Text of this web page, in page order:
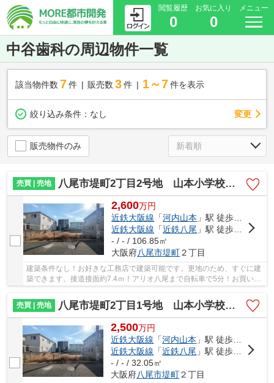
閲覧履歴
0
お気に入り
0
メニュー
中谷歯科の周辺物件一覧
該当物件数 7件 販売数 3 件 1～7 件を表示
絞り込み条件： なし 変更
販売物件のみ
売買 | 売地 八尾市堤町2丁目2号地 山本小学校区 近鉄河内山本駅
2,600万円
近鉄大阪線 「河内山本 」駅 徒歩18分
近鉄大阪線 「近鉄八尾 」駅 徒歩23分
- / - / 106.85㎡
大阪府八尾市堤町２丁目
建築条件なし！お好きな工務店で建築可能です。更地のため、すぐに建
築できます。接道接面約7.4ｍ！アリオ八尾まで自転車で5分！お買い物
売買 | 売地
八尾市堤町2丁目1号地 山本小学校区 近鉄河内山本駅
2,500万円
近鉄大阪線 「河内山本 」駅 徒歩18分
近鉄大阪線 「近鉄八尾 」駅 徒歩23分
- / - / 32.05㎡
大阪府八尾市堤町２丁目